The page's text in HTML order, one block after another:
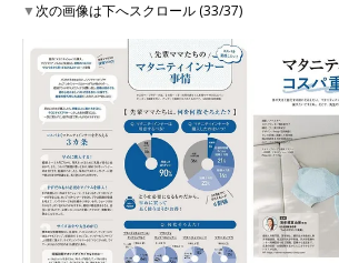
▼次の画像は下へスクロール (33/37)